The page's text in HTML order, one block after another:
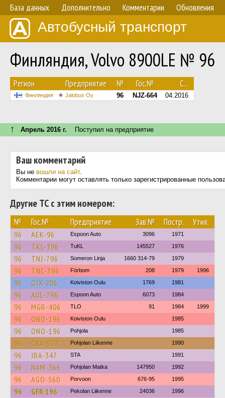
База данных Дополнительно Комментарии Обновления
Автобусный транспорт
Финляндия, Volvo 8900LE № 96
Регион Предприятие № Гос.№ С...
Финляндия Jalobus Oy 96 NJZ-664 04.2016
↑ Апрель 2016 г. Поступил на предприятие
Ваш комментарий
Вы не вошли на сайт.
Комментарии могут оставлять только зарегистрированные
Другие ТС с этим номером:
№ Гос.№ Предприятие Зав.№ Постр. Утил.
96 AEK-96 Espoon Auto 3096 1971
96 TKL-396 TuKL 145527 1976
96 TNJ-796 Someron Linja 1660 314-79 1979
96 TNC-396 Förbom 208 1979 1996
96 OJX-206 Koiviston Oulu 1769 1981
96 AUL-796 Espoon Auto 6073 1984
96 MGB-406 TLO 91 1984 1999
96 ONO-196 Koiviston Oulu 1985
96 ONO-196 Pohjola 1985
96 CAA-572 Pohjolan Liikenne 1990
96 JBA-347 STA 1991
96 NAM-366 Pohjolan Matka 147950 1992
96 AGO-560 Porvoon 676-95 1995
96 GFR-196 Pekolan Liikenne 24036 1996